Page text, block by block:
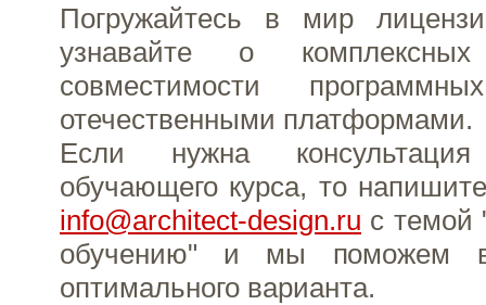
Погружайтесь в мир
узнавайте о
совместимости
отечественными платформами.
Если нужна
обучающего курса, то
info@architect-design.ru с темой
обучению" и мы поможем
оптимального варианта.